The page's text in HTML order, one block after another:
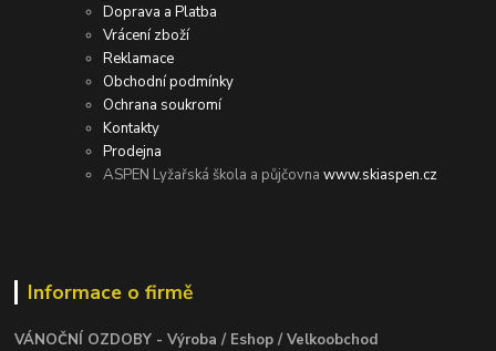
Doprava a Platba
Vrácení zboží
Reklamace
Obchodní podmínky
Ochrana soukromí
Kontakty
Prodejna
ASPEN Lyžařská škola a půjčovnawww.skiaspen.cz
Informace o firmě
VÁNOČNÍ OZDOBY - Výroba / Eshop / Velkoobchod